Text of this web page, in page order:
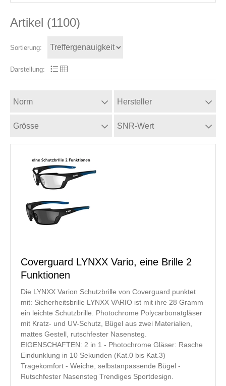
Artikel (1100)
Sortierung:
Darstellung:
Norm Hersteller
Grösse SNR-Wert
Coverguard LYNXX Vario, eine Brille 2
Funktionen
Die LYNXX Varion Schutzbrille von Coverguard punktet
mit: Sicherheitsbrille LYNXX VARIO ist mit ihre 28 Gramm
ein leichte Schutzbrille. Photochrome Polycarbonatgläser
mit Kratz- und UV-Schutz, Bügel aus zwei Materialien,
mattes Gestell, rutschfester Nasensteg.
EIGENSCHAFTEN: 2 in 1 - Photochrome Gläser: Rasche
Eindunklung in 10 Sekunden (Kat.0 bis Kat.3)
Tragekomfort - Weiche, selbstanpassende Bügel -
Rutschfester Nasensteg Trendiges Sportdesign.